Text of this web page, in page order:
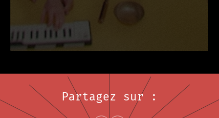
Partagez sur :
Share on FacebookNouvelle fenêtre
Share on LinkedInNouvelle fenêtre